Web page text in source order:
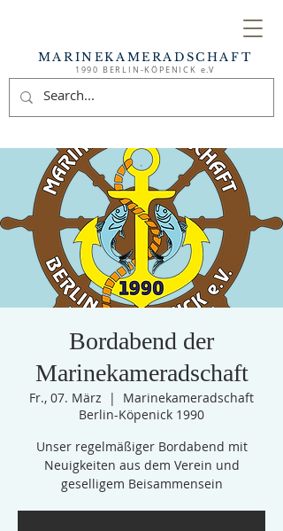
MARINEKAMERADSCHAFT
1990 BERLIN-KÖPENICK e.V
Bordabend der
Marinekameradschaft
Fr., 07. März
  |
Marinekameradschaft
Berlin-Köpenick 1990
Unser regelmäßiger Bordabend mit
Neuigkeiten aus dem Verein und
geselligem Beisammensein